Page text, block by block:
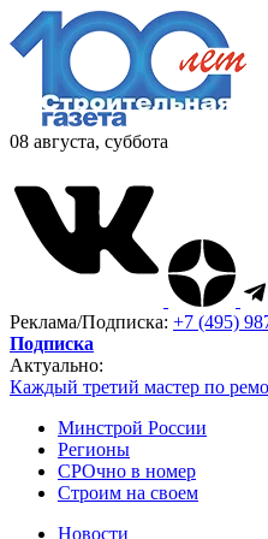
08 августа, суббота
Реклама/Подписка: +7 (495)
Подписка
Актуально:
Каждый третий мастер по
Минстрой России
Регионы
СРОчно в номер
Строим на своем
Новости